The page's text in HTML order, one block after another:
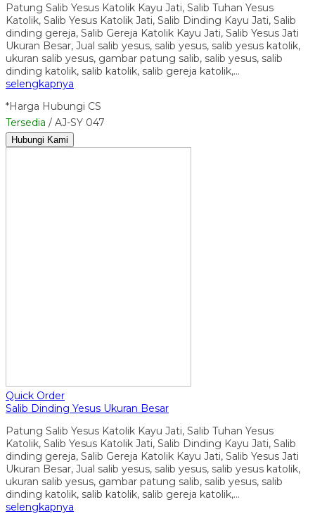
Patung Salib Yesus Katolik Kayu Jati, Salib Tuhan Yesus
Katolik, Salib Yesus Katolik Jati, Salib Dinding Kayu Jati, Salib
dinding gereja, Salib Gereja Katolik Kayu Jati, Salib Yesus Jati
Ukuran Besar, Jual salib yesus, salib yesus, salib yesus katolik,
ukuran salib yesus, gambar patung salib, salib yesus, salib
dinding katolik, salib katolik, salib gereja katolik,…
selengkapnya
*Harga Hubungi CS
Tersedia / AJ-SY 047
Hubungi Kami
Quick Order
Salib Dinding Yesus Ukuran Besar
Patung Salib Yesus Katolik Kayu Jati, Salib Tuhan Yesus
Katolik, Salib Yesus Katolik Jati, Salib Dinding Kayu Jati, Salib
dinding gereja, Salib Gereja Katolik Kayu Jati, Salib Yesus Jati
Ukuran Besar, Jual salib yesus, salib yesus, salib yesus katolik,
ukuran salib yesus, gambar patung salib, salib yesus, salib
dinding katolik, salib katolik, salib gereja katolik,…
selengkapnya